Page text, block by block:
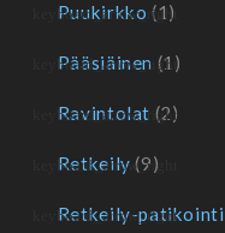
Puukirkko (1)
Pääsiäinen (1)
Ravintolat (2)
Retkeily (9)
Retkeily-patikointi